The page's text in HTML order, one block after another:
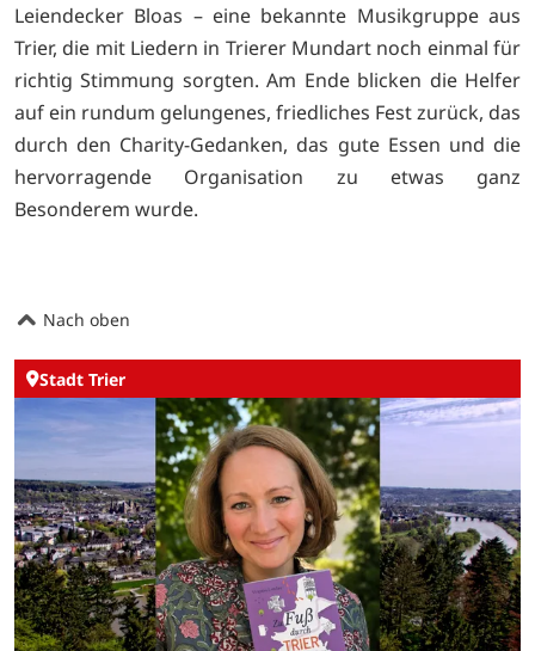
Leiendecker Bloas – eine bekannte Musikgruppe aus
Trier, die mit Liedern in Trierer Mundart noch einmal für
richtig Stimmung sorgten. Am Ende blicken die Helfer
auf ein rundum gelungenes, friedliches Fest zurück, das
durch den Charity-Gedanken, das gute Essen und die
hervorragende Organisation zu etwas ganz
Besonderem wurde.
Nach oben
Stadt Trier